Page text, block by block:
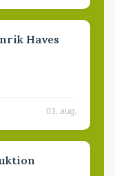
Haves
03. aug.